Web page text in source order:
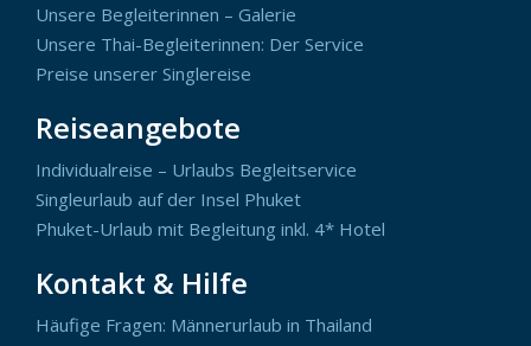
Unsere Begleiterinnen – Galerie
Unsere Thai-Begleiterinnen: Der Service
Preise unserer Singlereise
Reiseangebote
Individualreise – Urlaubs Begleitservice
Singleurlaub auf der Insel Phuket
Phuket-Urlaub mit Begleitung inkl. 4* Hotel
Kontakt & Hilfe
Häufige Fragen: Männerurlaub in Thailand